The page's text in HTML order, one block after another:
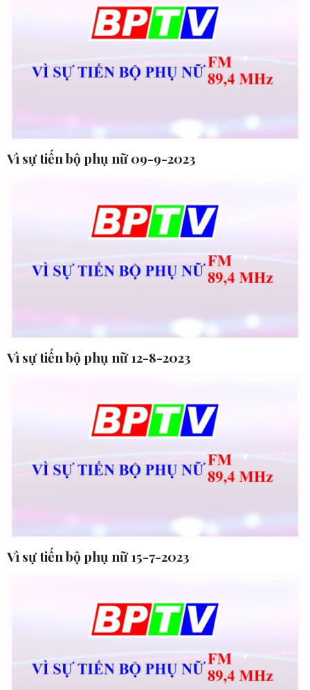
Vì sự tiến bộ phụ nữ 09-9-2023
Vì sự tiến bộ phụ nữ 12-8-2023
Vì sự tiến bộ phụ nữ 15-7-2023